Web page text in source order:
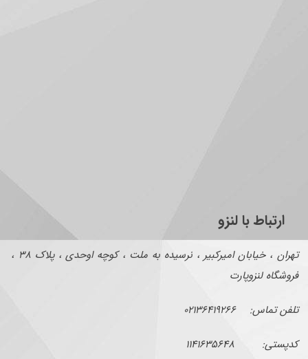
ارتباط با لنزو
تهران ، خیابان امیرکبیر ، نرسیده به ملت ، کوچه اوحدی ، پلاک ۳۸ ،
فروشگاه لنزوپارت
تلفن تماس: ۰۲۱۳۶۴۱۹۲۶۶
کدپستی: ۱۱۴۱۶۳۵۶۴۸